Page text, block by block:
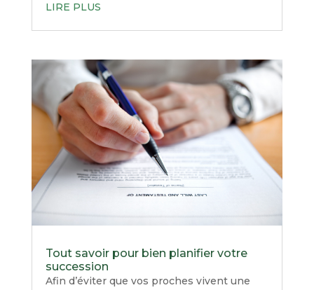
LIRE PLUS
Tout savoir pour bien planifier votre
succession
Afin d’éviter que vos proches vivent une